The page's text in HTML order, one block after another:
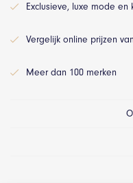
Exclusieve, luxe mode
Vergelijk online prijzen
Meer dan 100 merken